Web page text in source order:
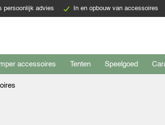
persoonlijk advies In en opbouw van accessoires
accessoires Tenten Speelgoed